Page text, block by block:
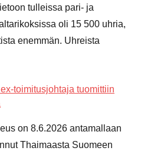
tulleissa pari- ja
oli 15 500 uhria,
enemmän. Uhreista
toimitusjohtaja tuomittiin
on 8.6.2026 antamallaan
Thaimaasta Suomeen